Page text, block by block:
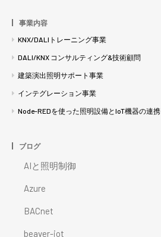
事業内容
KNX/DALIトレーニング事業
DALI/KNX コンサルティング&技術顧問
建築演出照明サポート事業
インテグレーション事業
Node-REDを使った照明設備とIoT機器の連携
ブログ
AIと照明制御
Azure
BACnet
beaver-iot